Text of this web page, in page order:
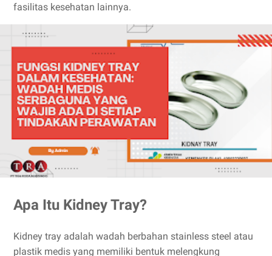
fasilitas kesehatan lainnya.
Apa Itu Kidney Tray?
Kidney tray adalah wadah berbahan stainless steel atau
plastik medis yang memiliki bentuk melengkung